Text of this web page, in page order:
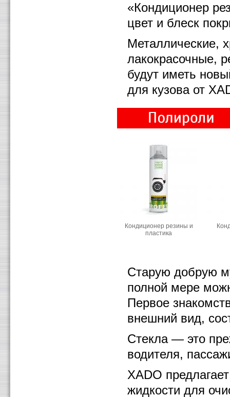
«Кондиционер
цвет и блеск
Металлические,
лакокрасочные,
будут иметь
для кузова от
Кондиционер резины и
пластика
Старую добрую
полной мере
Первое
внешний вид,
Стекла — это
водителя,
ХАDО
жидкости для